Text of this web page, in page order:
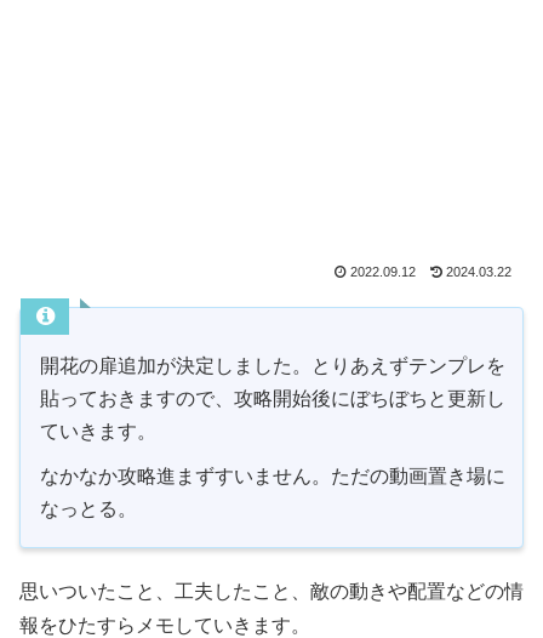
2022.09.12 2024.03.22
開花の扉追加が決定しました。とりあえずテンプレを
貼っておきますので、攻略開始後にぼちぼちと更新し
ていきます。
なかなか攻略進まずすいません。ただの動画置き場に
なっとる。
思いついたこと、工夫したこと、敵の動きや配置などの情
報をひたすらメモしていきます。